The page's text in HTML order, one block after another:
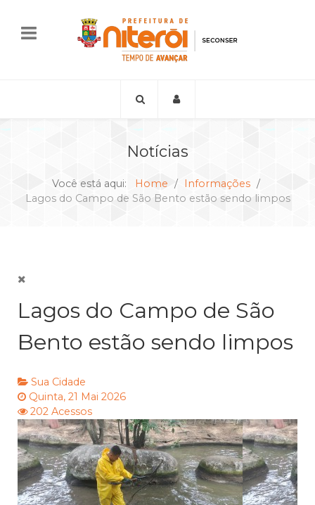
Notícias
Você está aqui: Home
Informações
Lagos do Campo de São Bento estão sendo limpos
Lagos do Campo de São
Bento estão sendo limpos
Sua Cidade
Quinta, 21 Mai 2026
202 Acessos